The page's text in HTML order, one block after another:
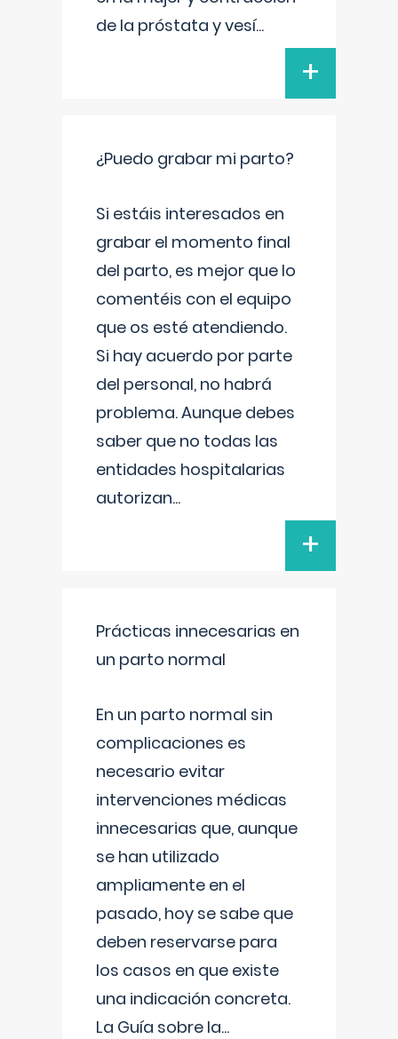
de la próstata y vesí...
+
¿Puedo grabar mi parto?
Si estáis interesados en
grabar el momento final
del parto, es mejor que lo
comentéis con el equipo
que os esté atendiendo.
Si hay acuerdo por parte
del personal, no habrá
problema. Aunque debes
saber que no todas las
entidades hospitalarias
autorizan...
+
Prácticas innecesarias en
un parto normal
En un parto normal sin
complicaciones es
necesario evitar
intervenciones médicas
innecesarias que, aunque
se han utilizado
ampliamente en el
pasado, hoy se sabe que
deben reservarse para
los casos en que existe
una indicación concreta.
La Guía sobre la...